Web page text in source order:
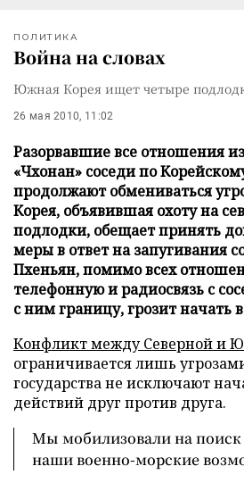
ПОЛИТИКА
Война на словах
Южная Корея ищет четыре
26 мая 2010, 11:02
Разорвавшие все отношения
«Чхонан» соседи по
продолжают обмениваться
Корея, объявившая охоту на
подлодки, обещает принять
меры в ответ на запугивания
Пхеньян, помимо всех
телефонную и радиосвязь с
с ним границу, грозит начать
Конфликт между Северной и
ограничивается лишь
государства не исключают
действий друг против друга.
Мы мобилизовали на поиск
наши военно-морские